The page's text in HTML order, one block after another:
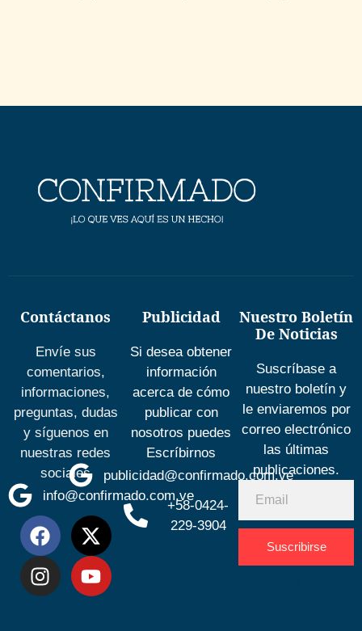
Contáctanos
Envíe sus
comentarios,
informaciones,
preguntas, dudas
y síguenos en
nuestras redes
sociales
info@confirmado.com.ve
Publicidad
Si desea obtener
información
acerca de cómo
publicar con
nosotros puedes
Escríbirnos
publicidad@confirmado.com.ve
+58-0424-
229-3904
Nuestro Boletín
De Noticias
Suscríbase a
nuestro boletín y
le enviaremos por
correo electrónico
las últimas
publicaciones.
Suscribirse